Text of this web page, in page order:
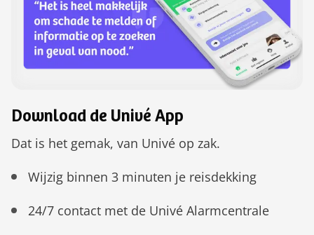
Download de Univé App
Dat is het gemak, van Univé op zak.
Wijzig binnen 3 minuten je reisdekking
24/7 contact met de Univé Alarmcentrale